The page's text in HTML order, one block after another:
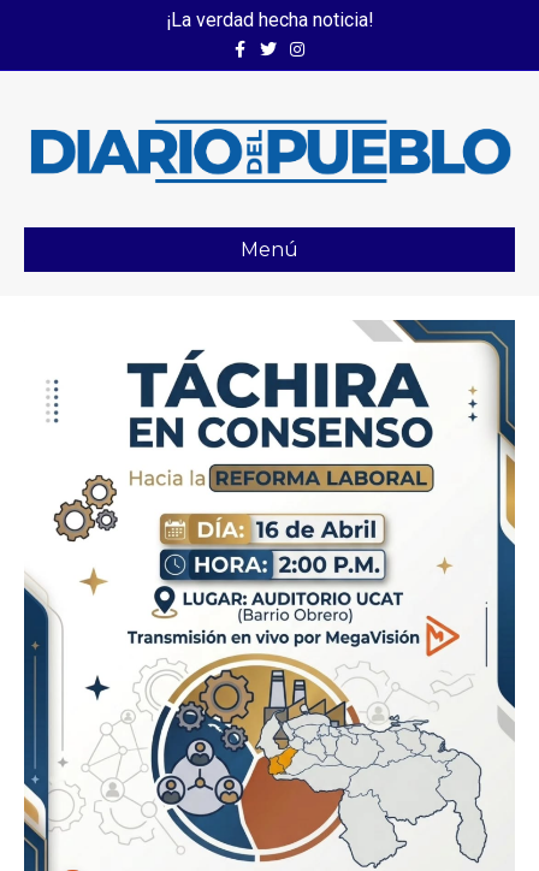
¡La verdad hecha noticia!
FacebookTwitterInstagram
Menú